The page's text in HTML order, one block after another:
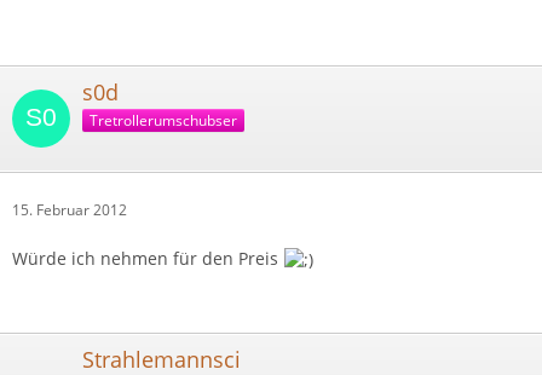
s0d
Tretrollerumschubser
15. Februar 2012
Würde ich nehmen für den Preis
Strahlemannsci